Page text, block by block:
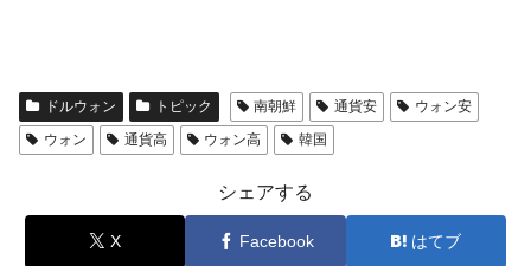
ドルウォン トピック 南朝鮮 通貨安
ウォン安
ウォン
通貨高 ウォン高 韓国
シェアする
X Facebook はてブ